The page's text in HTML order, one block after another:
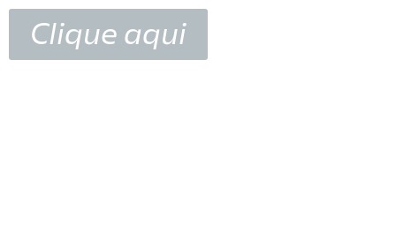
Clique aqui